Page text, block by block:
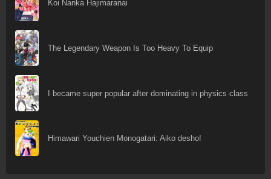
Koi Nanka Hajimaranai
The Legendary Weapon Is Too Heavy To Equip
I became super popular after dominating in physics class
Himawari Youchien Monogatari: Aiko desho!